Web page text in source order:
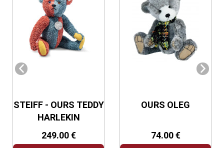
STEIFF - OURS TEDDY
HARLEKIN
249.00 €
OURS OLEG
74.00 €